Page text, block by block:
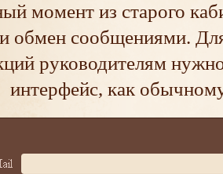
момент из старого
обмен сообщениями.
руководителям
интерфейс, как